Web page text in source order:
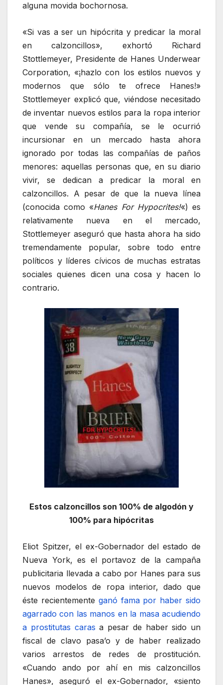
alguna movida bochornosa.
«Si vas a ser un hipócrita y predicar la moral
en calzoncillos», exhortó Richard
Stottlemeyer, Presidente de Hanes Underwear
Corporation, «¡hazlo con los estilos nuevos y
modernos que sólo te ofrece Hanes!»
Stottlemeyer explicó que, viéndose necesitado
de inventar nuevos estilos para la ropa interior
que vende su compañía, se le ocurrió
incursionar en un mercado hasta ahora
ignorado por todas las compañías de paños
menores: aquellas personas que, en su diario
vivir, se dedican a predicar la moral en
calzoncillos. A pesar de que la nueva línea
(conocida como «Hanes For Hypocrites!«) es
relativamente nueva en el mercado,
Stottlemeyer aseguró que hasta ahora ha sido
tremendamente popular, sobre todo entre
políticos y líderes cívicos de muchas estratas
sociales quienes dicen una cosa y hacen lo
contrario.
Estos calzoncillos son 100% de algodón y
100% para hipócritas
Eliot Spitzer, el ex-Gobernador del estado de
Nueva York, es el portavoz de la campaña
publicitaria llevada a cabo por Hanes para sus
nuevos modelos de ropa interior, dado que
éste recientemente ganó fama por haber sido
agarrado con las manos en la masa acudiendo
a prostitutas caras a pesar de haber sido un
fiscal de clavo pasa’o y de haber realizado
varios arrestos de redes de prostitución.
«Cuando ando por ahí en mis calzoncillos
Hanes», aseguró el ex-Gobernador, «siento